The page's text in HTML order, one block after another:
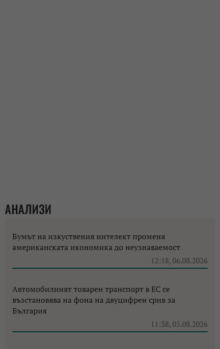
АНАЛИЗИ
Бумът на изкуствения интелект променя
американската икономика до неузнаваемост
12:18, 06.08.2026
Автомобилният товарен транспорт в ЕС се
възстановява на фона на двуцифрен срив за
България
11:38, 05.08.2026